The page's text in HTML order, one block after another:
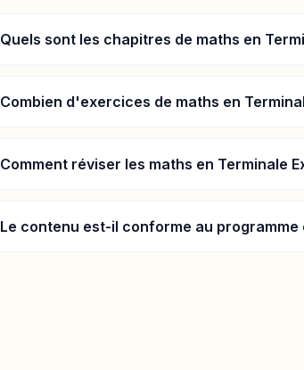
Quels sont les chapitres de maths en
Combien d'exercices de maths en
Comment réviser les maths en Terminale
Le contenu est-il conforme au programme